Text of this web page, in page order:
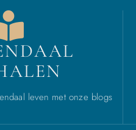
leven met onze blogs